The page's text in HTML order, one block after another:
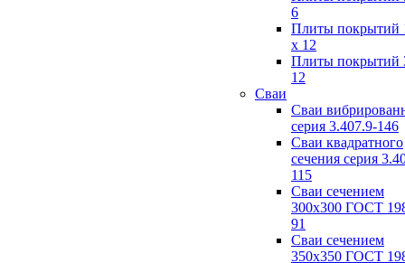
6
Плиты покрытий
x 12
Плиты покрытий
12
Сваи
Сваи
серия 3.407.9-146
Сваи квадратного
сечения серия
115
Сваи сечением
300х300 ГОСТ
91
Сваи сечением
350х350 ГОСТ